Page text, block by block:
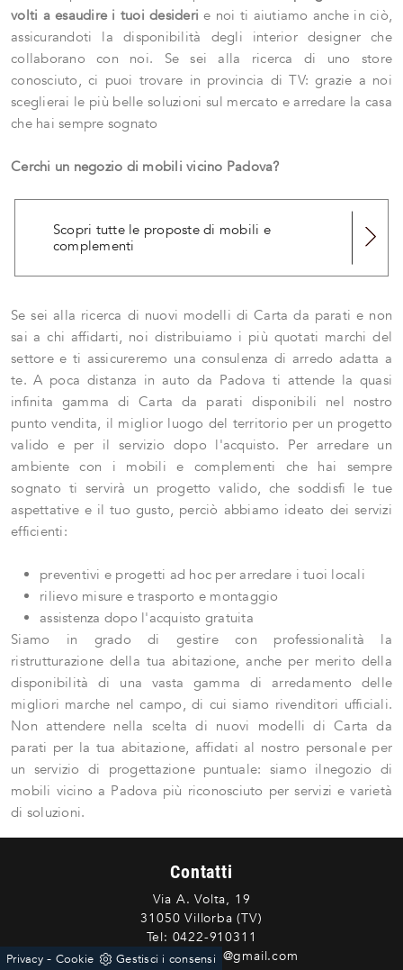
volti a esaudire i tuoi desideri e noi ti aiutiamo anche in ciò,
assicurandoti la disponibilità degli interior designer che
collaborano con noi. Se sei alla ricerca di uno store
conosciuto, ci puoi trovare in provincia di TV: grazie a noi
sceglierai le più belle soluzioni sul mercato e arredare la casa
che hai sempre sognato
Cerchi un negozio di mobili vicino Padova?
Scopri tutte le proposte di mobili e
complementi
Se sei alla ricerca di nuovi modelli di Carta da parati e non
sai a chi affidarti, noi distribuiamo i più quotati marchi del
settore e ti assicureremo una consulenza di arredo adatta a
te. A poca distanza in auto da Padova ti attende la quasi
infinita gamma di Carta da parati disponibili nel nostro
punto vendita, il miglior luogo del territorio per un progetto
valido e per il servizio dopo l'acquisto. Per arredare un
ambiente con i mobili e complementi che hai sempre
sognato ti servirà un progetto valido, che soddisfi le tue
aspettative e il tuo gusto, perciò abbiamo ideato dei servizi
efficienti:
preventivi e progetti ad hoc per arredare i tuoi locali
rilievo misure e trasporto e montaggio
assistenza dopo l'acquisto gratuita
Siamo in grado di gestire con professionalità la
ristrutturazione della tua abitazione, anche per merito della
disponibilità di una vasta gamma di arredamento delle
migliori marche nel campo, di cui siamo rivenditori ufficiali.
Non attendere nella scelta di nuovi modelli di Carta da
parati per la tua abitazione, affidati al nostro personale per
un servizio di progettazione puntuale: siamo ilnegozio di
mobili vicino a Padova più riconosciuto per servizi e varietà
di soluzioni.
Contatti
Via A. Volta, 19
31050 Villorba (TV)
Tel: 0422-910311
E-Mail:dipiumobili@gmail.com
Privacy- Cookie Gestisci i consensi